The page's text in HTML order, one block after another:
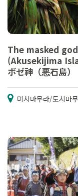
The masked
(Akusekijima
ボゼ神（悪石島）
미시마무라/도시마